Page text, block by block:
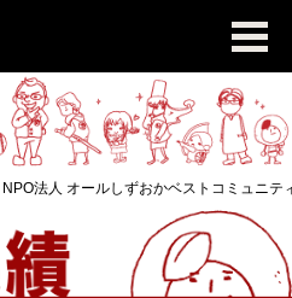
NPO法人 オールしずおかベストコミュニテ